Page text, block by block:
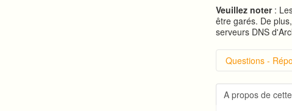
Veuillez noter:
être garés. De
serveurs DNS
Questions -
Introduction
Connexion à
Changer le
A propos de